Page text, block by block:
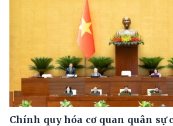
Chính quy hóa cơ quan quân sự